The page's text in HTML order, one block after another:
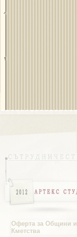
Област Русе
Оферта за Общини и
Кметства